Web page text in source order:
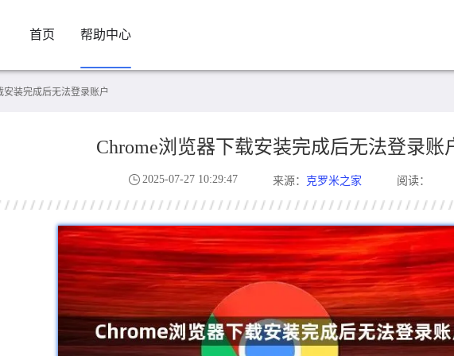
首页 帮助中心
安装完成后无法登录账户
Chrome浏览器下载安装完成后无法登录账
2025-07-27 10:29:47 来源： 克罗米之家 阅读：